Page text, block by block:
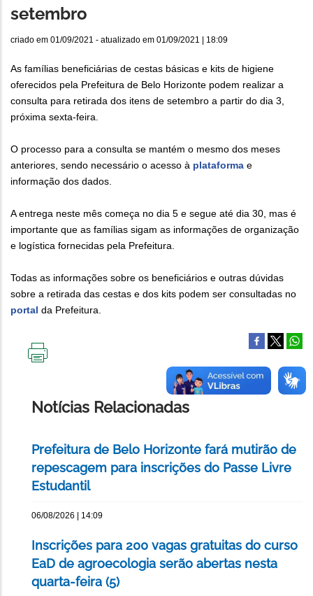
setembro
criado em 01/09/2021 - atualizado em 01/09/2021 | 18:09
As famílias beneficiárias de cestas básicas e kits de higiene
oferecidos pela Prefeitura de Belo Horizonte podem realizar a
consulta para retirada dos itens de setembro a partir do dia 3,
próxima sexta-feira.
O processo para a consulta se mantém o mesmo dos meses
anteriores, sendo necessário o acesso à plataforma e
informação dos dados.
A entrega neste mês começa no dia 5 e segue até dia 30, mas é
importante que as famílias sigam as informações de organização
e logística fornecidas pela Prefeitura.
Todas as informações sobre os beneficiários e outras dúvidas
sobre a retirada das cestas e dos kits podem ser consultadas no
portal da Prefeitura.
Notícias Relacionadas
Prefeitura de Belo Horizonte fará mutirão de
repescagem para inscrições do Passe Livre
Estudantil
06/08/2026 | 14:09
Inscrições para 200 vagas gratuitas do curso
EaD de agroecologia serão abertas nesta
quarta-feira (5)